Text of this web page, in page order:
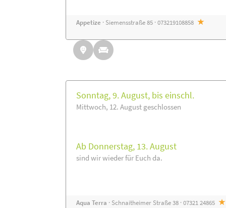
Appetize · Siemensstraße 85 · 073219108858
Sonntag, 9. August, bis einschl.
Mittwoch, 12. August geschlossen
Ab Donnerstag, 13. August
sind wir wieder für Euch da.
Aqua Terra · Schnaitheimer Straße 38 · 07321 24865